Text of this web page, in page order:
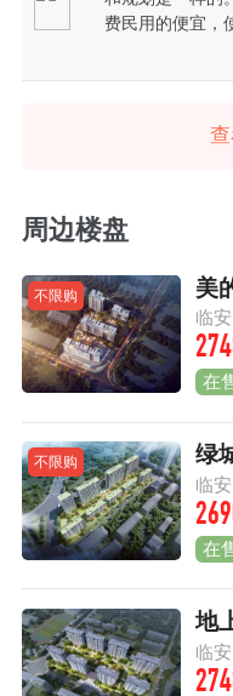
费民用的便宜，
周边楼盘
不限购 美
临安
在
不限购 绿
临安
在
地
临安